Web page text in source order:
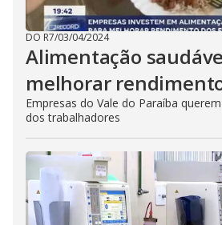
DO R7/03/04/2024
Alimentação
melhorar
Empresas do Vale do Paraíba
dos trabalhadores